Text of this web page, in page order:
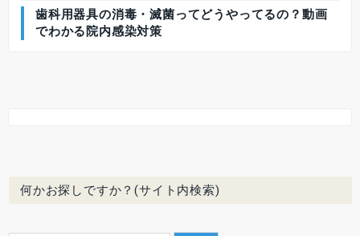
歯科用器具の消毒・滅菌ってどうやってるの？動画
でわかる院内感染対策
何かお探しですか？(サイト内検索)